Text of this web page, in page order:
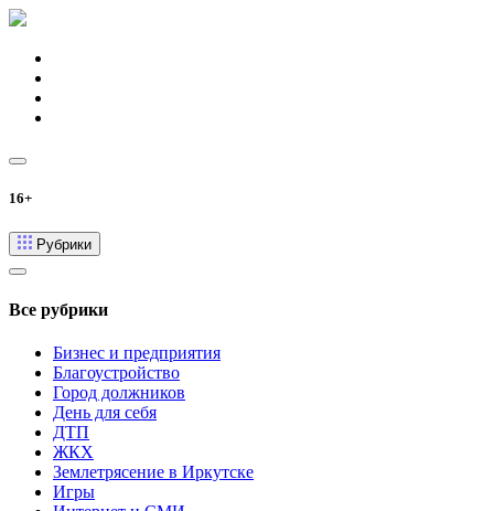
16+
Рубрики
Все рубрики
Бизнес и предприятия
Благоустройство
Город должников
День для себя
ДТП
ЖКХ
Землетрясение в Иркутске
Игры